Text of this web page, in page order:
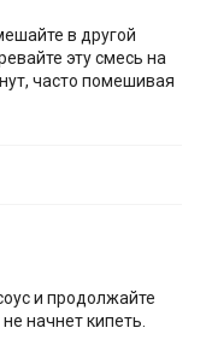
в другой
эту смесь на
часто помешивая
и продолжайте
начнет кипеть.